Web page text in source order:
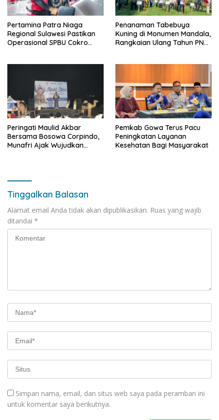
Pertamina Patra Niaga
Regional Sulawesi Pastikan
Operasional SPBU Cokro
Penanaman Tabebuya
Kuning di Monumen Mandala,
Rangkaian Ulang Tahun PNM
Peringati Maulid Akbar
Bersama Bosowa Corpindo,
Munafri Ajak Wujudkan
Pemkab Gowa Terus Pacu
Peningkatan Layanan
Kesehatan Bagi Masyarakat
Tinggalkan Balasan
Alamat email Anda tidak akan dipublikasikan. Ruas yang wajib
ditandai *
Simpan nama, email, dan situs web saya pada peramban ini
untuk komentar saya berikutnya.